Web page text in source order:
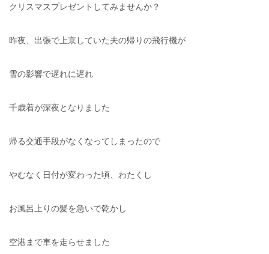
クリスマスプレゼントしてみませんか？
昨夜、出張で上京していた夫の帰りの飛行機が
雪の影響で遅れに遅れ
千歳着が深夜となりました
帰る交通手段がなくなってしまったので
やむなく日付が変わった頃、わたくし
お風呂上りの髪を急いで乾かし
空港まで車を走らせました